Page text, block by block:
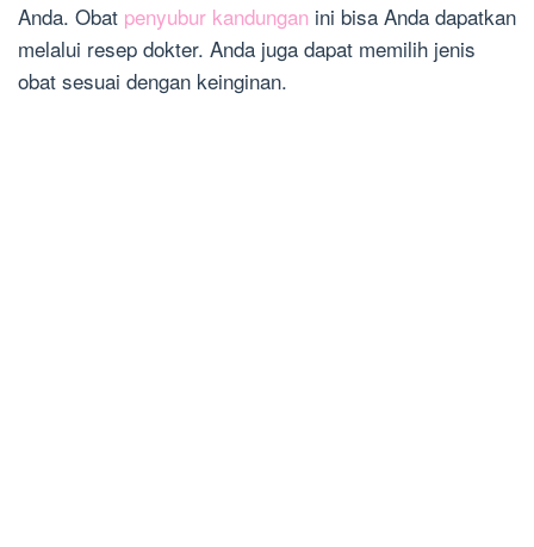
Anda. Obat penyubur kandungan ini bisa Anda dapatkan
melalui resep dokter. Anda juga dapat memilih jenis
obat sesuai dengan keinginan.